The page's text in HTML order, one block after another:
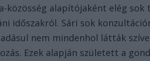
közösség alapítójaként elég
időszakról. Sári sok
nem mindenhol látták
Ezek alapján született a